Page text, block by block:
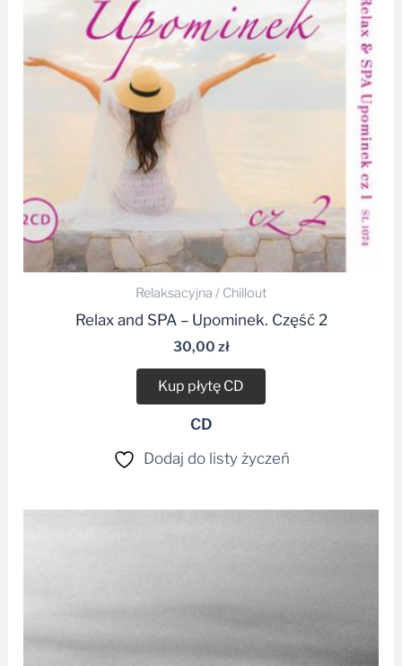
Relaksacyjna / Chillout
Relax and SPA – Upominek. Część 2
30,00 zł
Kup płytę CD
CD
Dodaj do listy życzeń